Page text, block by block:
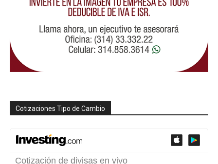
Cotizaciones Tipo de Cambio